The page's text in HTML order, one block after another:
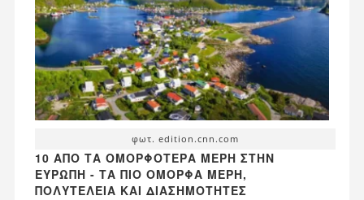
φωτ. edition.cnn.com
10 ΑΠΌ ΤΑ ΟΜΟΡΦΌΤΕΡΑ ΜΈΡΗ ΣΤΗΝ
ΕΥΡΏΠΗ - ΤΑ ΠΙΟ ΌΜΟΡΦΑ ΜΈΡΗ,
ΠΟΛΥΤΈΛΕΙΑ ΚΑΙ ΔΙΑΣΗΜΌΤΗΤΕΣ